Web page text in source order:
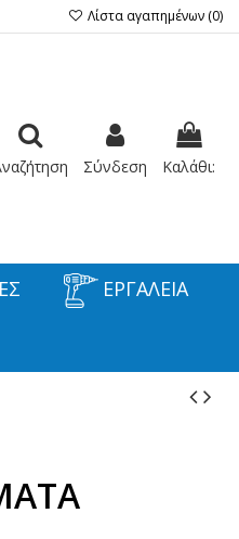
Λίστα αγαπημένων (0)
Σύνδεση Καλάθι:
ΕΡΓΑΛΕΙΑ